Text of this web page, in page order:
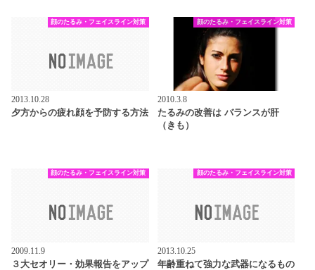
顔のたるみ・フェイスライン対策
2013.10.28
夕方からの疲れ顔を予防する方法
顔のたるみ・フェイスライン対策
2010.3.8
たるみの改善は バランスが肝
（きも）
顔のたるみ・フェイスライン対策
2009.11.9
３大セオリー・効果報告をアップ
顔のたるみ・フェイスライン対策
2013.10.25
年齢重ねて強力な武器になるもの